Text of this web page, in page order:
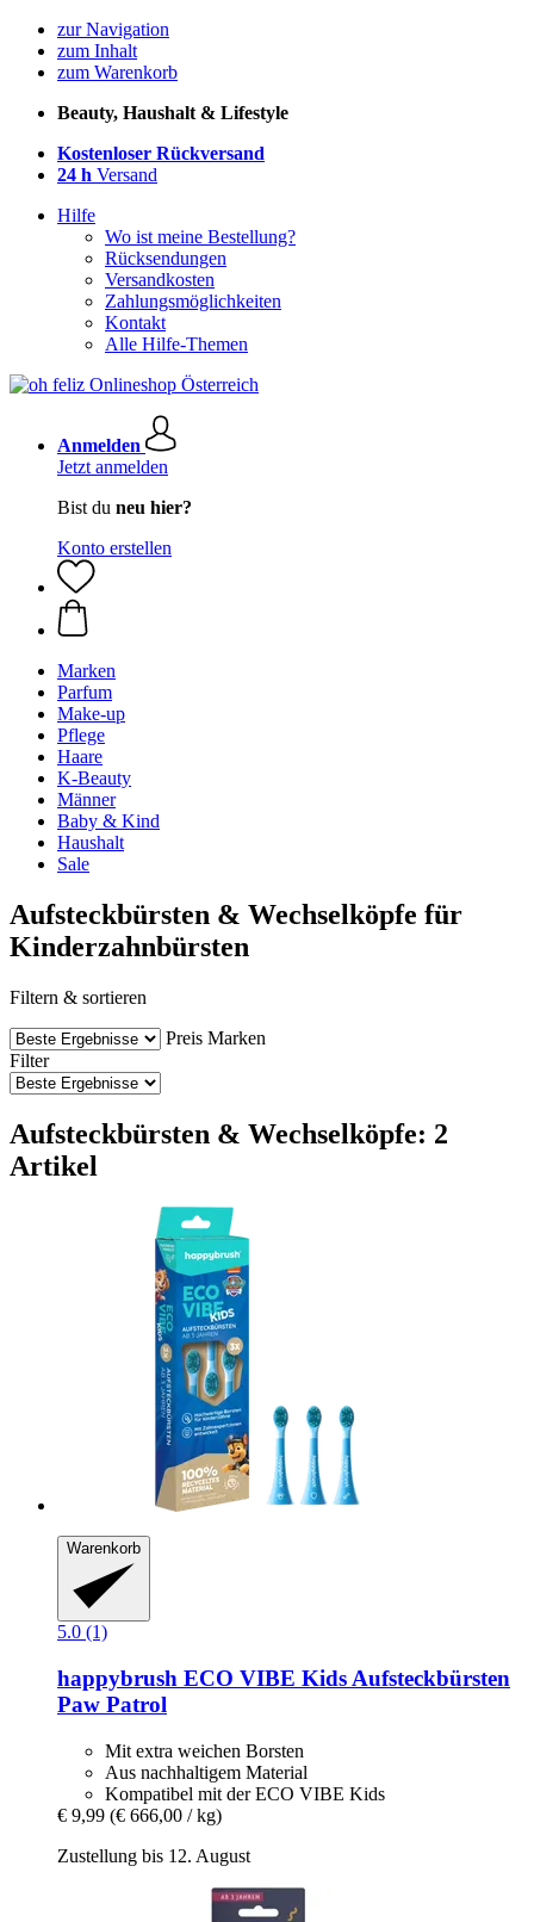
zur Navigation
zum Inhalt
zum Warenkorb
Beauty, Haushalt & Lifestyle
Kostenloser Rückversand
24 h Versand
Hilfe
Wo ist meine Bestellung?
Rücksendungen
Versandkosten
Zahlungsmöglichkeiten
Kontakt
Alle Hilfe-Themen
Anmelden
Jetzt anmelden
Bist du neu hier?
Konto erstellen
Marken
Parfum
Make-up
Pflege
Haare
K-Beauty
Männer
Baby & Kind
Haushalt
Sale
Aufsteckbürsten & Wechselköpfe für
Kinderzahnbürsten
Filtern & sortieren
Preis Marken
Filter
Aufsteckbürsten & Wechselköpfe: 2
Artikel
Warenkorb
5.0 (1)
happybrush ECO VIBE Kids Aufsteckbürsten
Paw Patrol
Mit extra weichen Borsten
Aus nachhaltigem Material
Kompatibel mit der ECO VIBE Kids
€ 9,99 (€ 666,00 / kg)
Zustellung bis 12. August